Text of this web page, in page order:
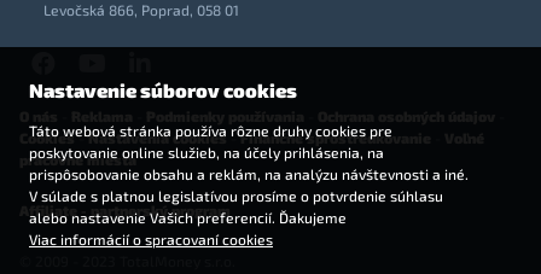
Levočská 866, Poprad, 058 01
Cookies-Nastavenia cookies -Finančné sprostredkovanie
pracovné miesta
Affiliate - partnerský program
Nastavenie súborov cookies
Táto webová stránka používa rôzne druhy cookies pre
poskytovanie online služieb, na účely prihlásenia, na
prispôsobovanie obsahu a reklám, na analýzu návštevnosti a iné.
V súlade s platnou legislatívou prosíme o potvrdenie súhlasu
alebo nastavenie Vašich preferencií. Ďakujeme
Viac informácií o spracovaní cookies